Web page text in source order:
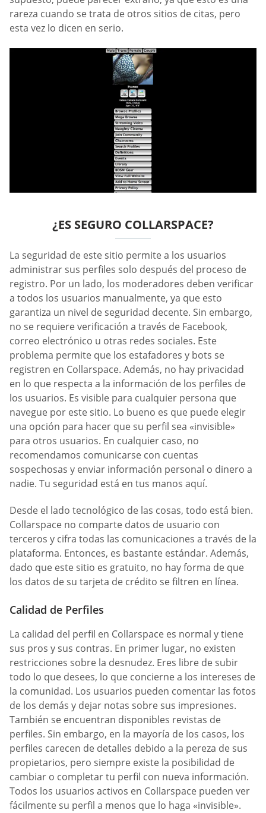
rareza cuando se trata de otros sitios de citas, pero
esta vez lo dicen en serio.
¿ES SEGURO COLLARSPACE?
La seguridad de este sitio permite a los usuarios
administrar sus perfiles solo después del proceso de
registro. Por un lado, los moderadores deben verificar
a todos los usuarios manualmente, ya que esto
garantiza un nivel de seguridad decente. Sin embargo,
no se requiere verificación a través de Facebook,
correo electrónico u otras redes sociales. Este
problema permite que los estafadores y bots se
registren en Collarspace. Además, no hay privacidad
en lo que respecta a la información de los perfiles de
los usuarios. Es visible para cualquier persona que
navegue por este sitio. Lo bueno es que puede elegir
una opción para hacer que su perfil sea «invisible»
para otros usuarios. En cualquier caso, no
recomendamos comunicarse con cuentas
sospechosas y enviar información personal o dinero a
nadie. Tu seguridad está en tus manos aquí.
Desde el lado tecnológico de las cosas, todo está bien.
Collarspace no comparte datos de usuario con
terceros y cifra todas las comunicaciones a través de la
plataforma. Entonces, es bastante estándar. Además,
dado que este sitio es gratuito, no hay forma de que
los datos de su tarjeta de crédito se filtren en línea.
Calidad de Perfiles
La calidad del perfil en Collarspace es normal y tiene
sus pros y sus contras. En primer lugar, no existen
restricciones sobre la desnudez. Eres libre de subir
todo lo que desees, lo que concierne a los intereses de
la comunidad. Los usuarios pueden comentar las fotos
de los demás y dejar notas sobre sus impresiones.
También se encuentran disponibles revistas de
perfiles. Sin embargo, en la mayoría de los casos, los
perfiles carecen de detalles debido a la pereza de sus
propietarios, pero siempre existe la posibilidad de
cambiar o completar tu perfil con nueva información.
Todos los usuarios activos en Collarspace pueden ver
fácilmente su perfil a menos que lo haga «invisible».